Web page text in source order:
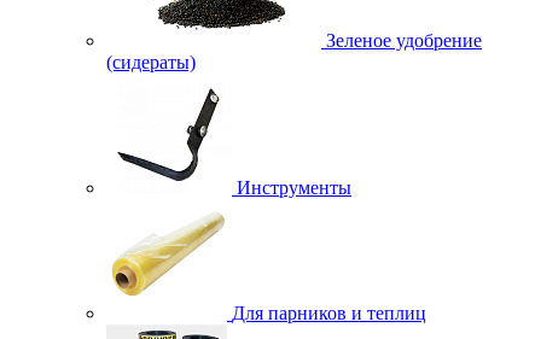
Зеленое удобрение
(сидераты)
Инструменты
Для парников и теплиц